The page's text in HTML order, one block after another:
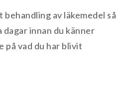
av läkemedel så
dagar innan du känner
på vad du har blivit